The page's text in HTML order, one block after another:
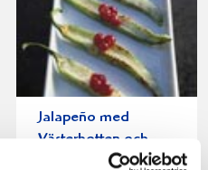
Jalapeño med
Västerbotten och